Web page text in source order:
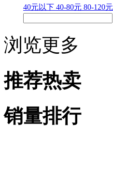
40元以下 40-80元 80-120元
浏览更多
推荐热卖
销量排行